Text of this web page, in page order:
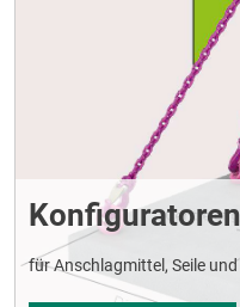
Konfiguratoren
für Anschlagmittel, Seile